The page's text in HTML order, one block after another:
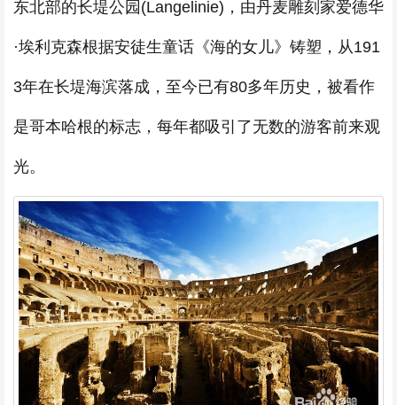
东北部的长堤公园(Langelinie)，由丹麦雕刻家爱德华
·埃利克森根据安徒生童话《海的女儿》铸塑，从191
3年在长堤海滨落成，至今已有80多年历史，被看作
是哥本哈根的标志，每年都吸引了无数的游客前来观
光。